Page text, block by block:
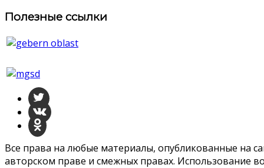
Полезные ссылки
Все права на любые материалы, опубликованные на
авторском праве и смежных правах. Использование